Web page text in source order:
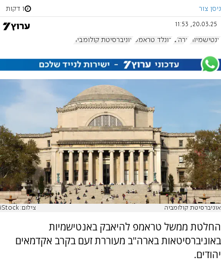
ניסן צור 1 דקות
20.03.25, 11:53
אנטישמיות ארה"ב דונלד טראמפ אוניברסיטת קולומביה
אוניברסיטת קולומביה צילום: iStock
החלטת ממשל טראמפ להיאבק באנטישמיות
באוניברסיטאות בארה"ב מעוררת זעם בקרב אקדמאים
יהודים.